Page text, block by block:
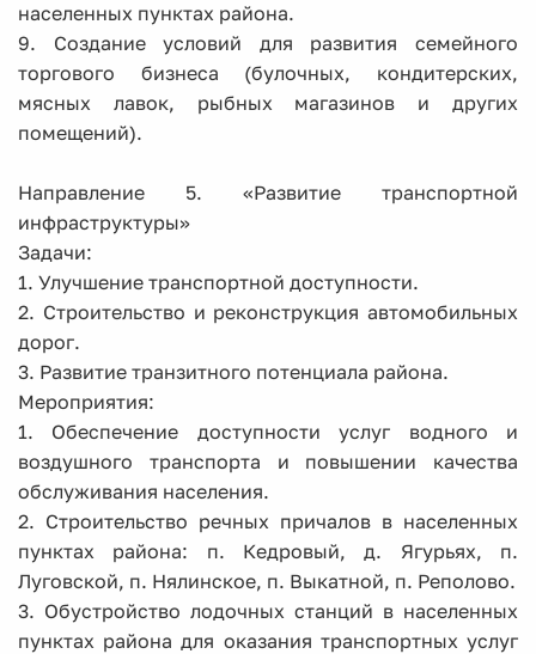
населенных пунктах района.
9. Создание условий для развития семейного
торгового бизнеса (булочных, кондитерских,
мясных лавок, рыбных магазинов и других
помещений).
Направление 5. «Развитие транспортной
инфраструктуры»
Задачи:
1. Улучшение транспортной доступности.
2. Строительство и реконструкция автомобильных
дорог.
3. Развитие транзитного потенциала района.
Мероприятия:
1. Обеспечение доступности услуг водного и
воздушного транспорта и повышении качества
обслуживания населения.
2. Строительство речных причалов в населенных
пунктах района: п. Кедровый, д. Ягурьях, п.
Луговской, п. Нялинское, п. Выкатной, п. Реполово.
3. Обустройство лодочных станций в населенных
пунктах района для оказания транспортных услуг